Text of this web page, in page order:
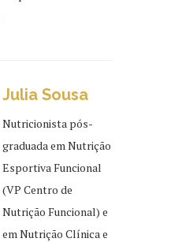
Julia Sousa
Nutricionista pós-
graduada em Nutrição
Esportiva Funcional
(VP Centro de
Nutrição Funcional) e
em Nutrição Clínica e